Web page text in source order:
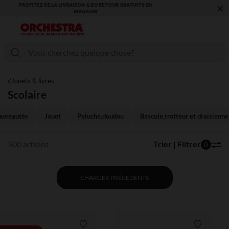
VOUS ALLEZ ADORER LA RENTRÉE ! DÉCOUVREZ LA NOUVELLE
COLLECTION !
×
Jouets & livres
Scolaire
Jouet Peluche,doudou Bascule,trotteur et draisienne
Trier | Filtrer 0
CHARGER PRÉCÉDENTS